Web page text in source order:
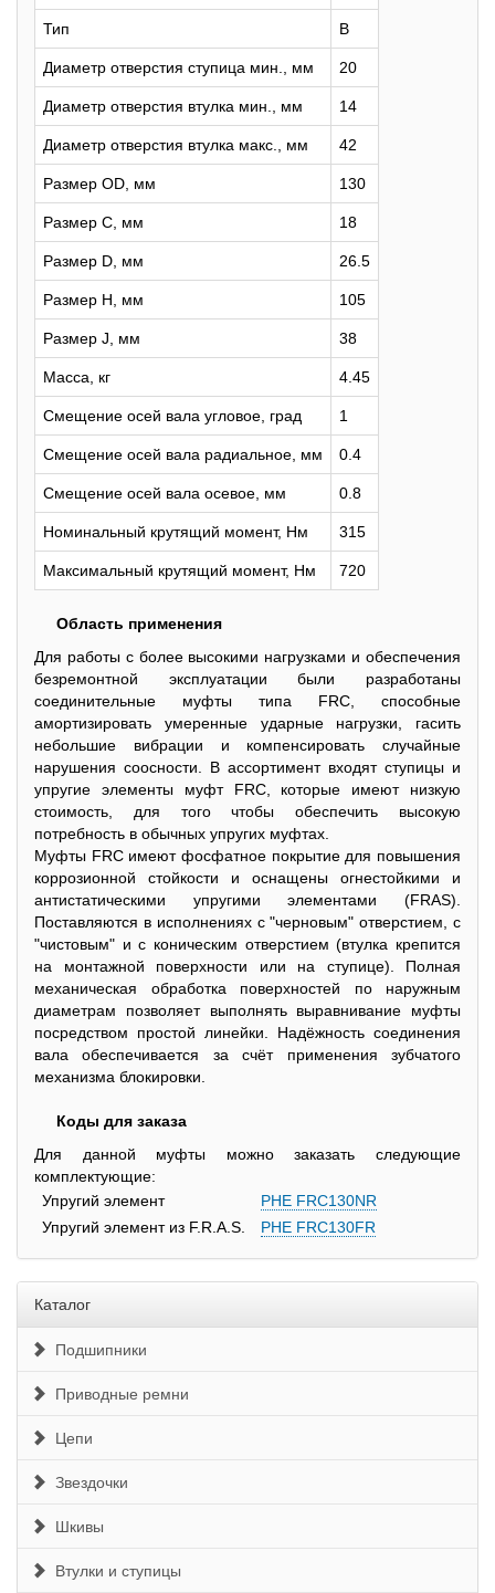
Тип B
Диаметр отверстия ступица мин., мм 20
Диаметр отверстия втулка мин., мм 14
Диаметр отверстия втулка макс., мм 42
Размер OD, мм 130
Размер C, мм 18
Размер D, мм 26.5
Размер H, мм 105
Размер J, мм 38
Масса, кг 4.45
Смещение осей вала угловое, град 1
Смещение осей вала радиальное, мм 0.4
Смещение осей вала осевое, мм 0.8
Номинальный крутящий момент, Нм 315
Максимальный крутящий момент, Нм 720
Область применения
Для работы с более высокими нагрузками и обеспечения
безремонтной эксплуатации были разработаны
соединительные муфты типа FRC, способные
амортизировать умеренные ударные нагрузки, гасить
небольшие вибрации и компенсировать случайные
нарушения соосности. В ассортимент входят ступицы и
упругие элементы муфт FRC, которые имеют низкую
стоимость, для того чтобы обеспечить высокую
потребность в обычных упругих муфтах.
Муфты FRC имеют фосфатное покрытие для повышения
коррозионной стойкости и оснащены огнестойкими и
антистатическими упругими элементами (FRAS).
Поставляются в исполнениях с "черновым" отверстием, с
"чистовым" и с коническим отверстием (втулка крепится
на монтажной поверхности или на ступице). Полная
механическая обработка поверхностей по наружным
диаметрам позволяет выполнять выравнивание муфты
посредством простой линейки. Надёжность соединения
вала обеспечивается за счёт применения зубчатого
механизма блокировки.
Коды для заказа
Для данной муфты можно заказать следующие
комплектующие:
Упругий элемент
PHE FRC130NR
Упругий элемент из F.R.A.S.
PHE FRC130FR
Каталог
Подшипники
Приводные ремни
Цепи
Звездочки
Шкивы
Втулки и ступицы